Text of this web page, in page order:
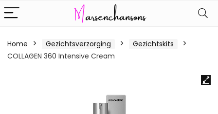
Home Gezichtsverzorging
Gezichtskits
COLLAGEN 360 Intensive Cream